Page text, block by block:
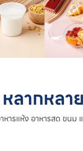
ลากหลา
รแห้ง อาหารสด ขนม